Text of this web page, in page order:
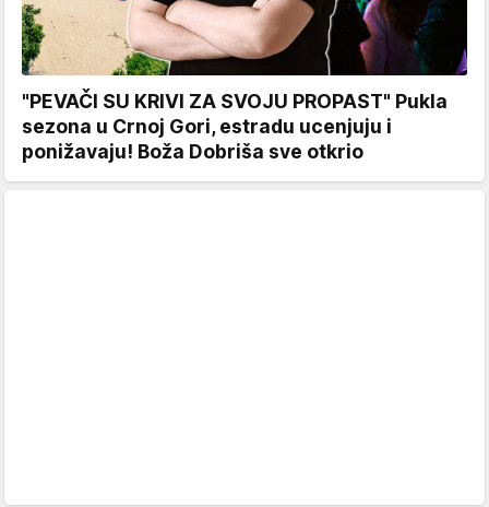
"PEVAČI SU KRIVI ZA SVOJU PROPAST" Pukla
sezona u Crnoj Gori, estradu ucenjuju i
ponižavaju! Boža Dobriša sve otkrio